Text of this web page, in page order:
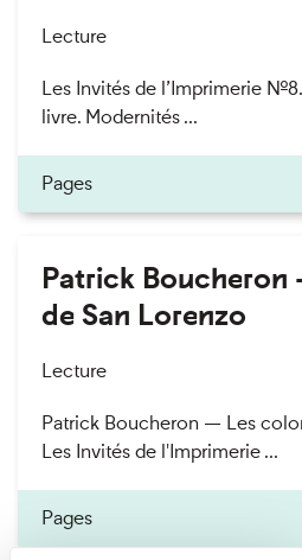
Lecture
Les Invités de l’Imprimerie
livre. Modernités ...
Pages
Patrick Boucheron
de San Lorenzo
Lecture
Patrick Boucheron — Les
Les Invités de l'Imprimerie ...
Pages